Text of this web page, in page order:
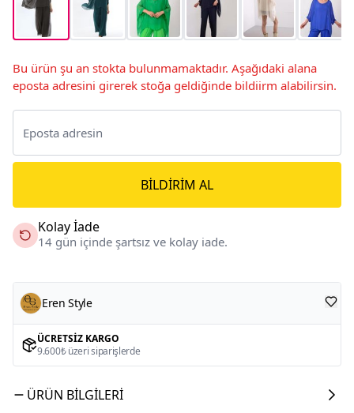
Bu ürün şu an stokta bulunmamaktadır. Aşağıdaki alana
eposta adresini girerek stoğa geldiğinde bildiirm alabilirsin.
BILDIRIM AL
Kolay İade
14 gün içinde şartsız ve kolay iade.
Eren Style
ÜCRETSIZ KARGO
9.600₺ üzeri siparişlerde
ÜRÜN BILGILERI